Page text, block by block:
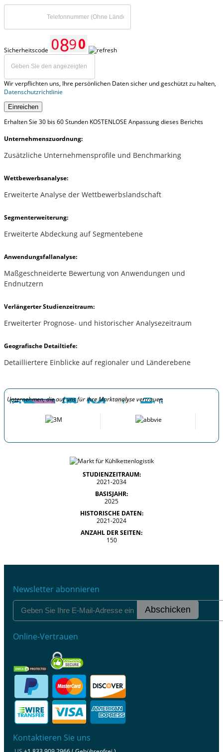
Sicherheitscode
Wir verpflichten uns, Ihre persönlichen Daten sicher und geschützt zu halten,
Datenschutzrichtlinie
Einreichen
Erhalten Sie 30 bis 60 Stunden KOSTENLOSE Anpassung dieses Berichts
Unternehmenszuordnung:
Zusätzliche Unternehmensprofile und Benchmarking
Wettbewerbsanalyse:
Erweiterte Analyse der Wettbewerbslandschaft
Segmenterweiterung:
Erweiterte Abdeckung auf Segmentebene
Anwendungsfallanalyse:
Maßgeschneiderte Bewertung von Anwendungen und
Endnutzern
Verlängerter Studienzeitraum:
Erweiterter Prognose- und historischer Analysezeitraum
Geografische Detailtiefe:
Detailliertere Einblicke auf regionaler und Länderebene
Unternehmen, die auf uns für ihre Marktanalyse vertrauen
STUDIENZEITRAUM:
2021-2034
BASISJAHR:
2025
HISTORISCHE DATEN:
2021-2024
ANZAHL DER SEITEN:
150
Newsletter abonnieren
Abschicken
Online-Vertrauen
Kontaktieren Sie uns